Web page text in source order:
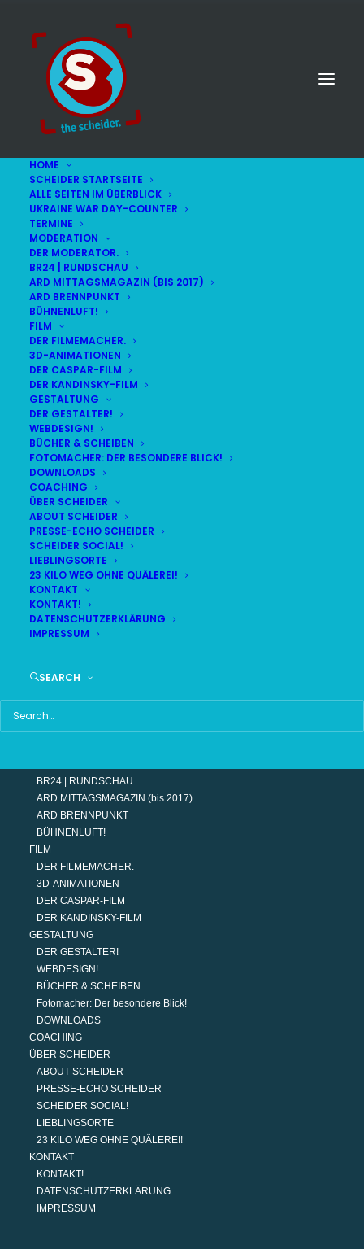
HOME
SCHEIDER STARTSEITE
ALLE SEITEN IM ÜBERBLICK
UKRAINE WAR DAY-COUNTER
TERMINE
MODERATION
DER MODERATOR.
BR24 | RUNDSCHAU
ARD MITTAGSMAGAZIN (BIS 2017)
ARD BRENNPUNKT
BÜHNENLUFT!
FILM
DER FILMEMACHER.
3D-ANIMATIONEN
DER CASPAR-FILM
DER KANDINSKY-FILM
GESTALTUNG
DER GESTALTER!
WEBDESIGN!
BÜCHER & SCHEIBEN
FOTOMACHER: DER BESONDERE BLICK!
DOWNLOADS
COACHING
ÜBER SCHEIDER
ABOUT SCHEIDER
PRESSE-ECHO SCHEIDER
SCHEIDER SOCIAL!
LIEBLINGSORTE
23 KILO WEG OHNE QUÄLEREI!
KONTAKT
KONTAKT!
DATENSCHUTZERKLÄRUNG
IMPRESSUM
SEARCH
© STEFAN SCHEIDER
LIVE(alle Termine
DEMNÄCHST:
FR
07
AUG
BR24 | 18.30 UHR
BR MÜNCHEN FREIMANN
HAUPTMENÜ
SCHEIDER STARTSEITE
UKRAINE WAR DAY-COUNTER
TERMINE
BR24 | RUNDSCHAU
ARD MITTAGSMAGAZIN (bis 2017)
ARD BRENNPUNKT
BÜHNENLUFT!
FILM
DER FILMEMACHER.
3D-ANIMATIONEN
DER CASPAR-FILM
DER KANDINSKY-FILM
GESTALTUNG
DER GESTALTER!
WEBDESIGN!
BÜCHER & SCHEIBEN
Fotomacher: Der besondere Blick!
DOWNLOADS
COACHING
ÜBER SCHEIDER
ABOUT SCHEIDER
PRESSE-ECHO SCHEIDER
SCHEIDER SOCIAL!
LIEBLINGSORTE
23 KILO WEG OHNE QUÄLEREI!
KONTAKT
KONTAKT!
DATENSCHUTZERKLÄRUNG
IMPRESSUM